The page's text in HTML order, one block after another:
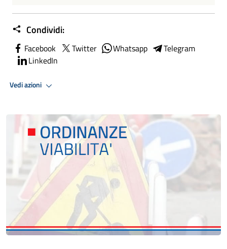
Condividi:
Facebook Twitter Whatsapp
Telegram
LinkedIn
Vedi azioni